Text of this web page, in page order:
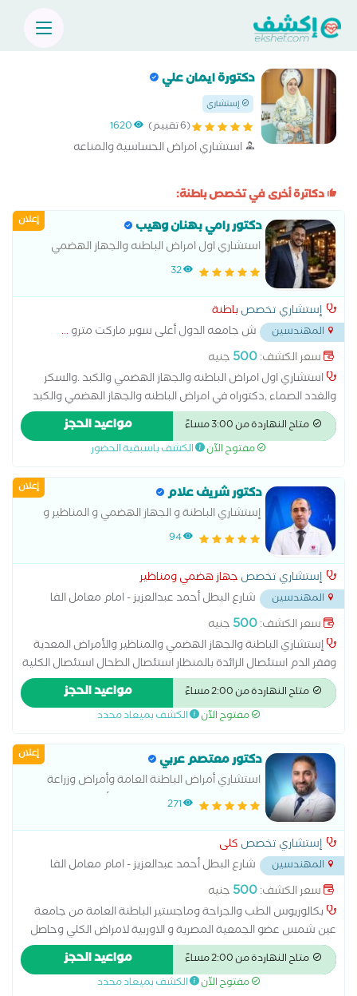
دكتورة ايمان علي
إستشاري
(6 تقييم) 1620
استشاري امراض الحساسية والمناعه
دكاترة أخرى في تخصص باطنة:
إعلان دكتور رامي بهنان وهيب
استشاري اول امراض الباطنه والجهاز الهضمي
والكبد والسكر والغدد الصماء وامراض القلب
32
إستشاري تخصصباطنة
المهندسين ش جامعه الدول أعلى سوبر ماركت مترو...
سعر الكشف:500 جنيه
استشاري اول امراض الباطنه والجهاز الهضمي والكبد .والسكر
والغدد الصماء ,دكتوراه في امراض الباطنه والجهاز الهضمي والكبد
واستئصال الزائده بالمنظار ,استئصال الكليه ,استئصال الطحال
,استئصال جزئي للكبد بالون المعده, تدبيس المعده ,تكميم المعده
,علاج البواسير بدون جراحه ,علاج الفتق بدون جراحه ,علاج حصوة
متاح النهاردة من 3:00 مساءً مواعيد الحجز
مفتوح الآن الكشف باسبقية الحضور
إعلان دكتور شريف علام
إستشاري الباطنة و الجهاز الهضمي و المناظير و
الامراض المعدية ,وفقر الدم
94
إستشاري تخصص جهاز هضمي ومناظير
المهندسين
شارع البطل أحمد عبدالعزيز - امام معامل الفا
سعر الكشف:500 جنيه
إستشاري الباطنة والجهاز الهضمي والمناظير والأمراض المعدية
وفقر الدم استئصال الزائدة بالمنظار استئصال الطحال استئصال الكلية
استئصال جزئي للكبد بالون المعدة تدبيس المعدة تكميم المعدة
جراحة البواسير حزام المعدة زراعة البنكرياس زراعة الكبد علاج البواسير
بدون جراحة علاج الفتق بدون جراحة علاج حصوة المرارة عملية
الناسور عملية تحويل مسار المعدة الامراض المعدية التغذية لمرضى
السكري وفقر الدم التهابات المعدة والاثنى عشر امراض الباطنة
العامة امراض الجهاز الهضمي امراض ضغط الدم تشخيص وعلاج
حالات ارتجاع المريء سونار على البطن والحوض علاج الكوليسترول
متاح النهاردة من 2:00 مساءً مواعيد الحجز
مفتوح الآن الكشف بميعاد محدد
إعلان دكتور معتصم عربي
استشاري أمراض الباطنة العامة وأمراض وزراعة
الكلى .عضو الجمعية المصرية و الأوروبية لامراض
271
إستشاري تخصص كلى
المهندسين
شارع البطل أحمد عبدالعزيز - امام معامل الفا
سعر الكشف:500 جنيه
بكالوريوس الطب والجراحة وماجستير الباطنة العامة من جامعة
عين شمس عضو الجمعية المصرية و الاوربية لامراض الكلي وحاصل
على الزمالة المصرية في أمراض وزراعة الكلى عضو الجمعية المصرية
لأمراض الكلى وعضو الجمعية الأوروبية لأمراض الكلى
متاح النهاردة من 2:00 مساءً مواعيد الحجز
مفتوح الآن الكشف بميعاد محدد